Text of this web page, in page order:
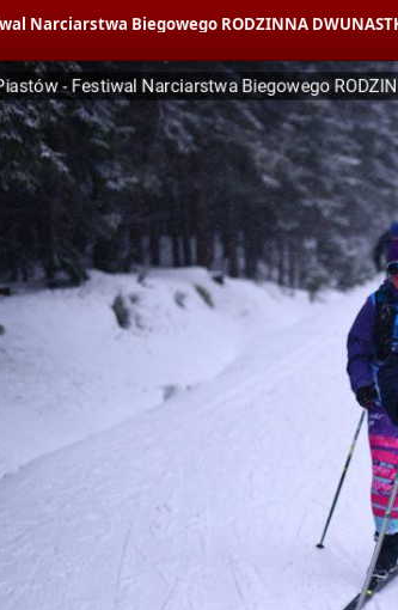
Narciarstwa Biegowego RODZINNA